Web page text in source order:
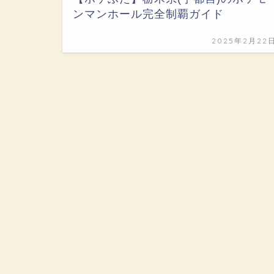
ンマンホール完全制覇ガイド
2025年2月22